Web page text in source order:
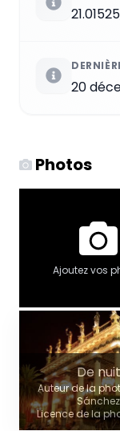
20
Photos
Ajoutez vos
De nuit
Auteur de la
Sánchez
Licence de la